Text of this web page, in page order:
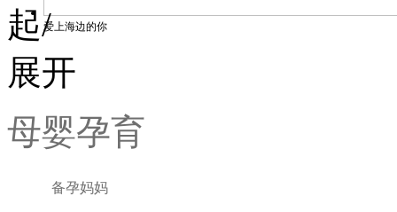
爱上海边的你
母婴孕育
备孕妈妈